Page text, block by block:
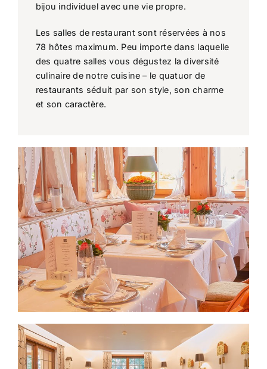
bijou individuel avec une vie propre.
Les salles de restaurant sont réservées à nos
78 hôtes maximum. Peu importe dans laquelle
des quatre salles vous dégustez la diversité
culinaire de notre cuisine – le quatuor de
restaurants séduit par son style, son charme
et son caractère.